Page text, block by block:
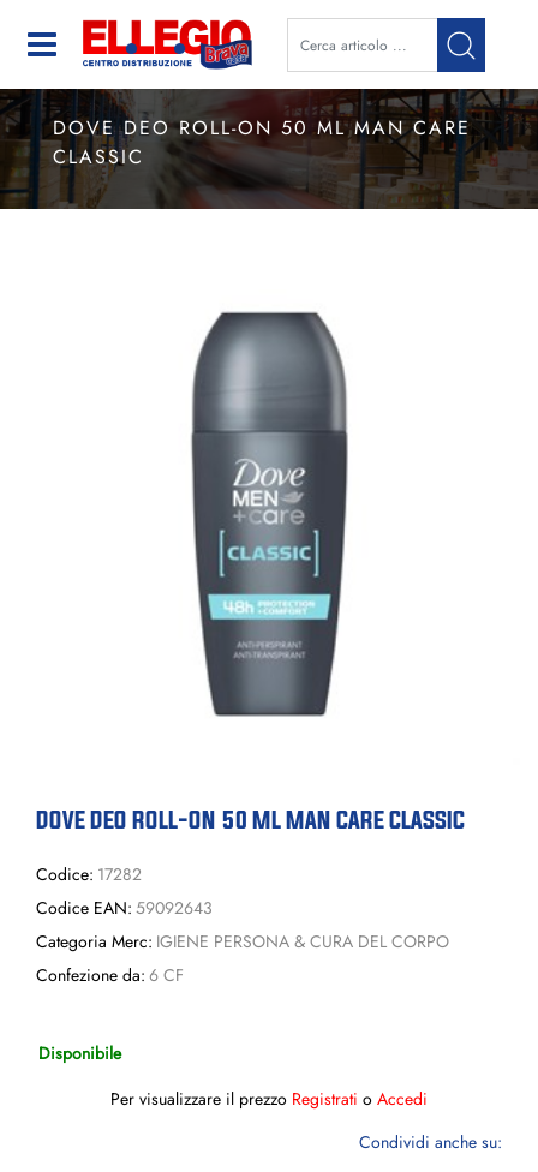
Open
DOVE DEO ROLL-ON 50 ML MAN CARE
CLASSIC
DOVE DEO ROLL-ON 50 ML MAN CARE CLASSIC
Codice: 17282
Codice EAN: 59092643
Categoria Merc: IGIENE PERSONA & CURA DEL CORPO
Confezione da: 6 CF
Disponibile
Per visualizzare il prezzo Registrati o Accedi
Condividi anche su: